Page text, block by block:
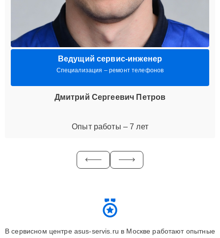
Ведущий сервис-инженер
Специализация – ремонт телефонов
Дмитрий Сергеевич Петров
Опыт работы – 7 лет
В сервисном центре asus-servis.ru в Москве работают опытные